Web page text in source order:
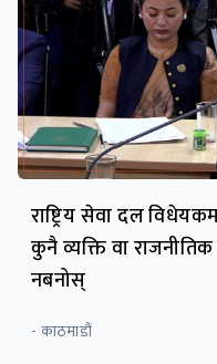
राष्ट्रिय सेवा दल
कुनै व्यक्ति वा
नबनोस्
- काठमाडौं